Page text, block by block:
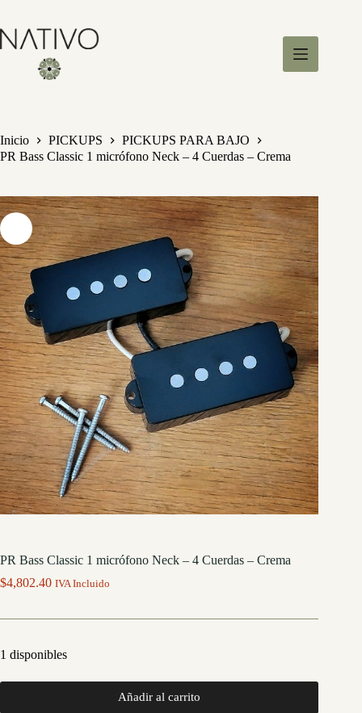
a
o
n
n
o
Inicio PICKUPS
PICKUPS PARA BAJO
PR Bass Classic 1 micrófono Neck – 4 Cuerdas – Crema
PR Bass Classic 1 micrófono Neck – 4 Cuerdas – Crema
$4,802.40 IVA Incluido
1 disponibles
Añadir al carrito